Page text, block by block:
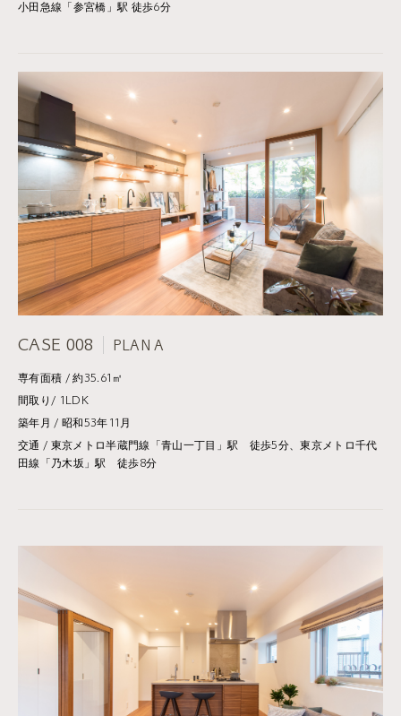
小田急線「参宮橋」駅 徒歩6分
CASE 008 PLAN A
専有面積 / 約35.61㎡
間取り/ 1LDK
築年月 / 昭和53年11月
交通 / 東京メトロ半蔵門線「青山一丁目」駅 徒歩5分、東京メトロ千代
田線「乃木坂」駅 徒歩8分